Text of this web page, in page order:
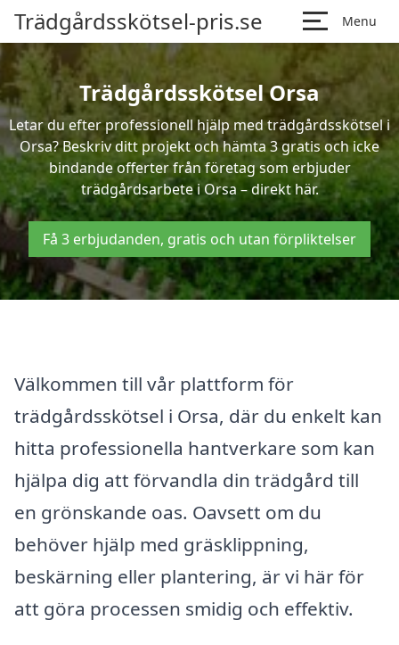
Trädgårdsskötsel-pris.se Menu
Trädgårdsskötsel Orsa
Letar du efter professionell hjälp med trädgårdsskötsel i
Orsa? Beskriv ditt projekt och hämta 3 gratis och icke
bindande offerter från företag som erbjuder
trädgårdsarbete i Orsa – direkt här.
Få 3 erbjudanden, gratis och utan förpliktelser
Välkommen till vår plattform för
trädgårdsskötsel i Orsa, där du enkelt kan
hitta professionella hantverkare som kan
hjälpa dig att förvandla din trädgård till
en grönskande oas. Oavsett om du
behöver hjälp med gräsklippning,
beskärning eller plantering, är vi här för
att göra processen smidig och effektiv.